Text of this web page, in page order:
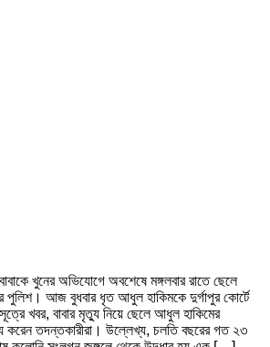
খুনের অভিযোগে অবশেষে মঙ্গলবার রাতে ছেলে
পুলিশ। আজ বুধবার ধৃত আধুল হাকিমকে দুর্গাপুর কোর্টে
খবর, বাবার মৃত্যু নিয়ে ছেলে আধুল হাকিমের
করেন তদন্তকারীরা। উল্লেখ্য, চলতি বছরের গত ২৩